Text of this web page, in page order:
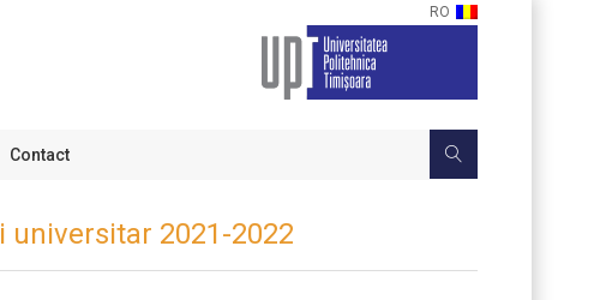
RO
Contact
2021-2022